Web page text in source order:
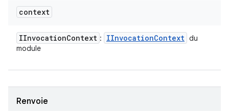
context
IInvocationContext : IInvocationContext du
module
Renvoie